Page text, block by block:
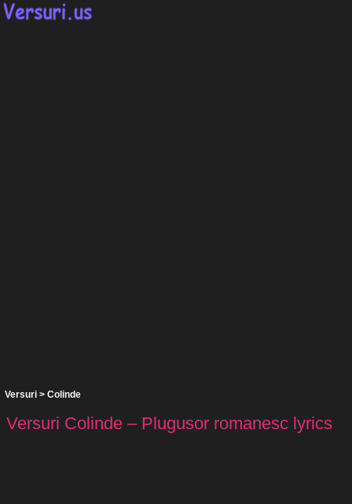
Versuri > Colinde
Versuri Colinde – Plugusor romanesc lyrics